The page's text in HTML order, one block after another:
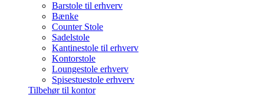
Barstole til erhverv
Bænke
Counter Stole
Sadelstole
Kantinestole til erhverv
Kontorstole
Loungestole erhverv
Spisestuestole erhverv
Tilbehør til kontor